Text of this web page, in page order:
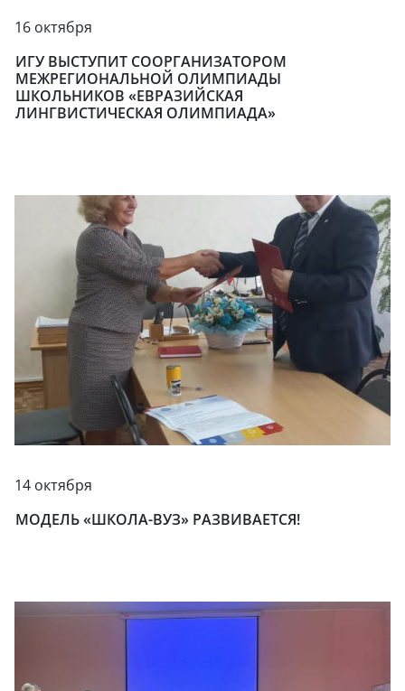
16 октября
ИГУ ВЫСТУПИТ СООРГАНИЗАТОРОМ
МЕЖРЕГИОНАЛЬНОЙ ОЛИМПИАДЫ
ШКОЛЬНИКОВ «ЕВРАЗИЙСКАЯ
ЛИНГВИСТИЧЕСКАЯ ОЛИМПИАДА»
14 октября
МОДЕЛЬ «ШКОЛА-ВУЗ» РАЗВИВАЕТСЯ!